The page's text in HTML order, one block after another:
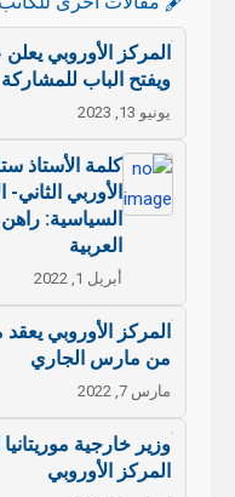
المركز الأوروبي
ويفتح الباب للمشاركة
يونيو 13, 2023
كلمة الأستاذ
الأوربي
السياسية:
العربية
أبريل 1, 2022
من مارس الجاري
مارس 7, 2022
وزير خارجية
المركز الأوروبي